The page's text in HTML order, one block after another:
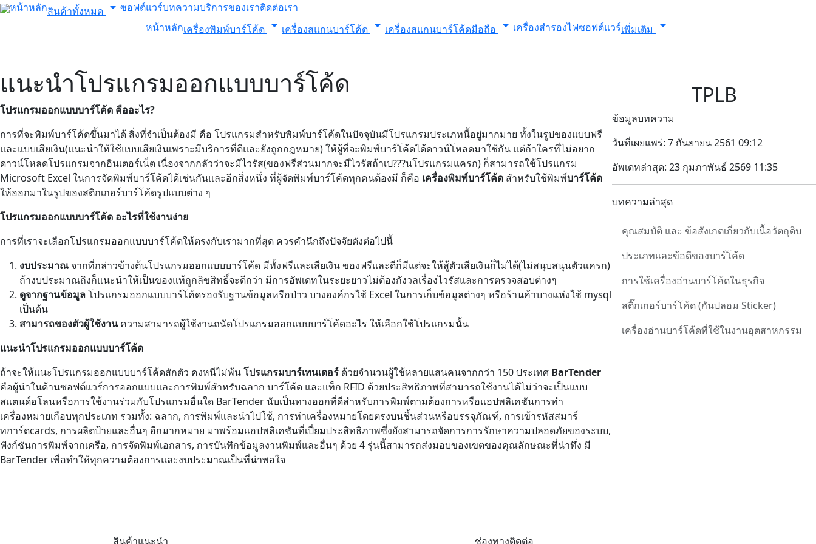
หน้าหลักสินค้าทั้งหมด arrow_drop_down ซอฟต์แวร์บทความบริการของเราติดต่อเรา
หน้าหลักเครื่องพิมพ์บาร์โค้ด arrow_drop_down เครื่องสแกนบาร์โค้ด arrow_drop_down เครื่องสแกนบาร์โค้ดมือถือ arrow_drop_down เครื่องสำรองไฟซอฟต์แวร์เพิ่มเติม arrow_drop_down
แนะนำโปรแกรมออกแบบบาร์โค้ด
โปรแกรมออกแบบบาร์โค้ด คืออะไร?
การที่จะพิมพ์บาร์โค้ดขึ้นมาได้ สิ่งที่จำเป็นต้องมี คือ โปรแกรมสำหรับพิมพ์บาร์โค้ดในปัจจุบันมีโปรแกรมประเภทนี้อยู่มากมาย ทั้งในรูปของแบบฟรี
และแบบเสียเงิน(แนะนำให้ใช้แบบเสียเงินเพราะมีบริการที่ดีและยังถูกกฎหมาย) ให้ผู้ที่จะพิมพ์บาร์โค้ดได้ดาวน์โหลดมาใช้กัน แต่ถ้าใครที่ไม่อยาก
ดาวน์โหลดโปรแกรมจากอินเตอร์เน็ต เนื่องจากกลัวว่าจะมีไวรัส(ของฟรีส่วนมากจะมีไวรัสถ้าเป???นโปรแกรมแครก) ก็สามารถใช้โปรแกรม
Microsoft Excel ในการจัดพิมพ์บาร์โค้ดได้เช่นกันและอีกสิ่งหนึ่ง ที่ผู้จัดพิมพ์บาร์โค้ดทุกคนต้องมี ก็คือ เครื่องพิมพ์บาร์โค้ด สำหรับใช้พิมพ์บาร์โค้ด
ให้ออกมาในรูปของสติกเกอร์บาร์โค้ดรูปแบบต่าง ๆ
โปรแกรมออกแบบบาร์โค้ด อะไรที่ใช้งานง่าย
การที่เราจะเลือกโปรแกรมออกแบบบาร์โค้ดให้ตรงกับเรามากที่สุด ควรคำนึกถึงปัจจัยดังต่อไปนี้
งบประมาณ จากที่กล่าวข้างต้นโปรแกรมออกแบบบาร์โค้ด มีทั้งฟรีและเสียเงิน ของฟรีและดีก็มีแต่จะให้สู้ตัวเสียเงินก็ไม่ได้(ไม่สนุบสนุนตัวแครก)
ถ้างบประมาณถึงก็แนะนำให้เป็นของแท้ถูกลิขสิทธิ์จะดีกว่า มีการอัพเดทในระยะยาวไม่ต้องกังวลเรื่องไวรัสและการตรวจสอบต่างๆ
ดูจากฐานข้อมูลโปรแกรมออกแบบบาร์โค้ดรองรับฐานข้อมูลหรือป่าว บางองค์กรใช้ Excel ในการเก็บข้อมูลต่างๆ หรือร้านค้าบางแห่งใช้ mysql
เป็นต้น
สามารถของตัวผู้ใช้งานความสามารถผู้ใช้งานถนัดโปรแกรมออกแบบบาร์โค้ดอะไร ให้เลือกใช้โปรแกรมนั้น
แนะนำโปรแกรมออกแบบบาร์โค้ด
ถ้าจะให้แนะโปรแกรมออกแบบบาร์โค้ดสักตัว คงหนีไม่พ้นโปรแกรมบาร์เทนเดอร์ ด้วยจำนวนผู้ใช้หลายแสนคนจากกว่า 150 ประเทศ BarTender
คือผู้นำในด้านซอฟต์แวร์การออกแบบและการพิมพ์สำหรับฉลาก บาร์โค้ด และแท็ก RFID ด้วยประสิทธิภาพที่สามารถใช้งานได้ไม่ว่าจะเป็นแบบ
สแตนด์อโลนหรือการใช้งานร่วมกับโปรแกรมอื่นใด BarTender นับเป็นทางออกที่ดีสำหรับการพิมพ์ตามต้องการหรือแอปพลิเคชันการทำ
เครื่องหมายเกือบทุกประเภท รวมทั้ง: ฉลาก, การพิมพ์และนำไปใช้, การทำเครื่องหมายโดยตรงบนชิ้นส่วนหรือบรรจุภัณฑ์, การเข้ารหัสสมาร์
ทการ์ดcards, การผลิตป้ายและอื่นๆ อีกมากหมาย มาพร้อมแอปพลิเคชันที่เปี่ยมประสิทธิภาพซึ่งยังสามารถจัดการการรักษาความปลอดภัยของระบบ,
ฟังก์ชันการพิมพ์จากเครือ, การจัดพิมพ์เอกสาร, การบันทึกข้อมูลงานพิมพ์และอื่นๆ ด้วย 4 รุ่นนี้สามารถส่งมอบของเขตของคุณลักษณะที่น่าทึ่ง มี
BarTender เพื่อทำให้ทุกความต้องการและงบประมาณเป็นที่น่าพอใจ
TPLB
ข้อมูลบทความ
วันที่เผยแพร่: 7 กันยายน 2561 09:12
อัพเดทล่าสุด: 23 กุมภาพันธ์ 2569 11:35
บทความล่าสุด
คุณสมบัติ และ ข้อสังเกตเกี่ยวกับเนื้อวัตถุดิบ
ประเภทและข้อดีของบาร์โค้ด
การใช้เครื่องอ่านบาร์โค้ดในธุรกิจ
สติ๊กเกอร์บาร์โค้ด (กันปลอม Sticker)
เครื่องอ่านบาร์โค้ดที่ใช้ในงานอุตสาหกรรม
สินค้าแนะนำ ช่องทางติดต่อ